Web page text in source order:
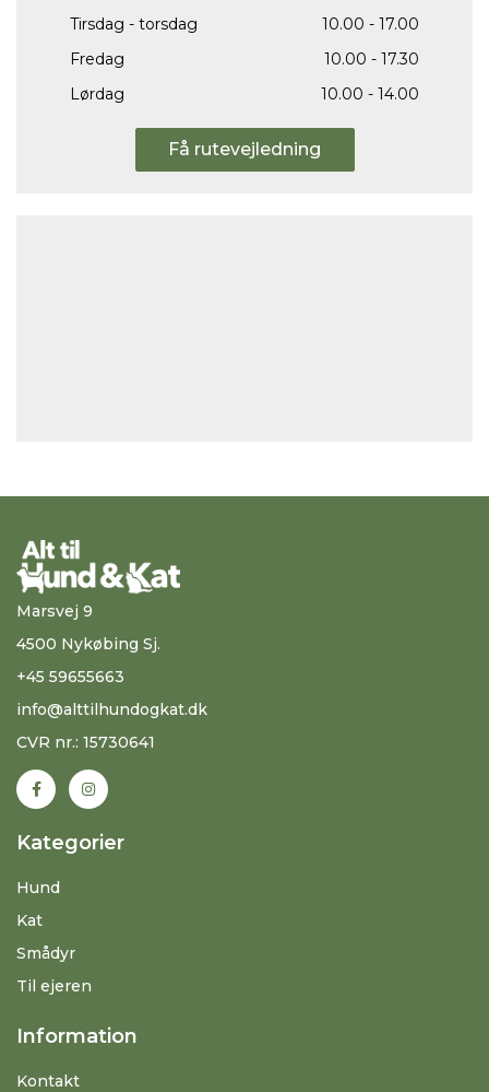
Tirsdag - torsdag
10.00 - 17.00
Fredag
10.00 - 17.30
Lørdag
10.00 - 14.00
Få rutevejledning
Marsvej 9
4500 Nykøbing Sj.
+45 59655663
info@alttilhundogkat.dk
CVR nr.: 15730641
Kategorier
Hund
Kat
Smådyr
Til ejeren
Information
Kontakt